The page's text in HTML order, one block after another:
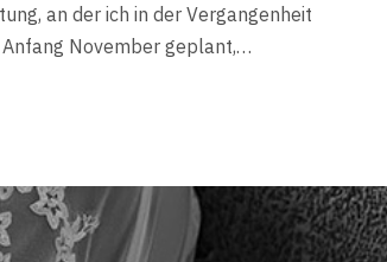
an der ich in der Vergangenheit
November geplant,…